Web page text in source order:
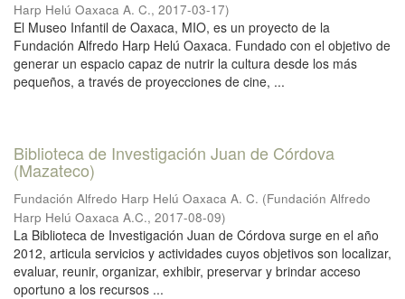
Harp Helú Oaxaca A. C., 2017-03-17)
El Museo Infantil de Oaxaca, MIO, es un proyecto de la
Fundación Alfredo Harp Helú Oaxaca. Fundado con el objetivo de
generar un espacio capaz de nutrir la cultura desde los más
pequeños, a través de proyecciones de cine, ...
Biblioteca de Investigación Juan de Córdova
(Mazateco)
Fundación Alfredo Harp Helú Oaxaca A. C. (Fundación Alfredo
Harp Helú Oaxaca A.C., 2017-08-09)
La Biblioteca de Investigación Juan de Córdova surge en el año
2012, articula servicios y actividades cuyos objetivos son localizar,
evaluar, reunir, organizar, exhibir, preservar y brindar acceso
oportuno a los recursos ...